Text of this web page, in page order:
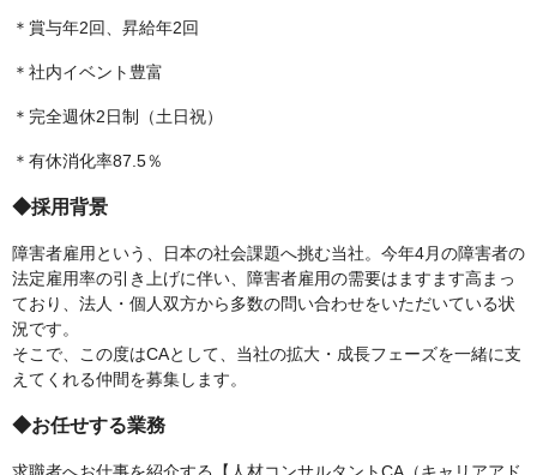
＊賞与年2回、昇給年2回
＊社内イベント豊富
＊完全週休2日制（土日祝）
＊有休消化率87.5％
◆採用背景
障害者雇用という、日本の社会課題へ挑む当社。今年4月の障害者の
法定雇用率の引き上げに伴い、障害者雇用の需要はますます高まっ
ており、法人・個人双方から多数の問い合わせをいただいている状
況です。
そこで、この度はCAとして、当社の拡大・成長フェーズを一緒に支
えてくれる仲間を募集します。
◆お任せする業務